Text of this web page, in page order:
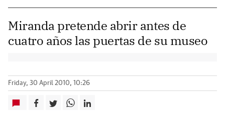
Miranda pretende abrir antes de
cuatro años las puertas de su museo
Friday, 30 April 2010, 10:26